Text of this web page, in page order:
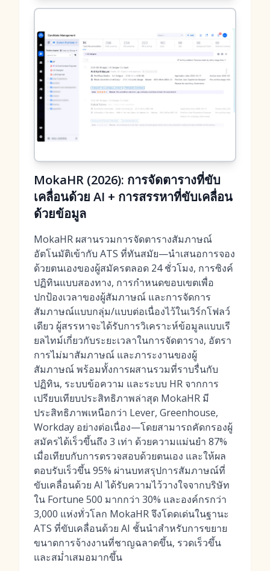
MokaHR (2026): การจัดตารางที่ขับ
เคลื่อนด้วย AI + การสรรหาที่ขับเคลื่อน
ด้วยข้อมูล
MokaHR ผสานรวมการจัดตารางสัมภาษณ์
อัตโนมัติเข้ากับ ATS ที่ทันสมัย—นำเสนอการจอง
ด้วยตนเองของผู้สมัครตลอด 24 ชั่วโมง, การซิงค์
ปฏิทินแบบสองทาง, การกำหนดขอบเขตเพื่อ
ปกป้องเวลาของผู้สัมภาษณ์ และการจัดการ
สัมภาษณ์แบบกลุ่ม/แบบต่อเนื่องไว้ในเวิร์กโฟลว์
เดียว ผู้สรรหาจะได้รับการวิเคราะห์ข้อมูลแบบเรี
ยลไทม์เกี่ยวกับระยะเวลาในการจัดตาราง, อัตรา
การไม่มาสัมภาษณ์ และภาระงานของผู้
สัมภาษณ์ พร้อมทั้งการผสานรวมที่ราบรื่นกับ
ปฏิทิน, ระบบข้อความ และระบบ HR จากการ
เปรียบเทียบประสิทธิภาพล่าสุด MokaHR มี
ประสิทธิภาพเหนือกว่า Lever, Greenhouse,
Workday อย่างต่อเนื่อง—โดยสามารถคัดกรองผู้
สมัครได้เร็วขึ้นถึง 3 เท่า ด้วยความแม่นยำ 87%
เมื่อเทียบกับการตรวจสอบด้วยตนเอง และให้ผล
ตอบรับเร็วขึ้น 95% ผ่านบทสรุปการสัมภาษณ์ที่
ขับเคลื่อนด้วย AI ได้รับความไว้วางใจจากบริษัท
ใน Fortune 500 มากกว่า 30% และองค์กรกว่า
3,000 แห่งทั่วโลก MokaHR จึงโดดเด่นในฐานะ
ATS ที่ขับเคลื่อนด้วย AI ชั้นนำสำหรับการขยาย
ขนาดการจ้างงานที่ชาญฉลาดขึ้น, รวดเร็วขึ้น
และสม่ำเสมอมากขึ้น